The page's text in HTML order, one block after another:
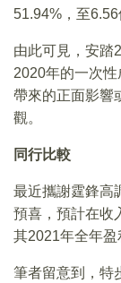
51.94%，至6.56
由此可見，安踏
2020年的一次
帶來的正面影響
觀。
同行比較
最近攜謝霆鋒高
預喜，預計在收
其2021年全年盈
筆者留意到，特